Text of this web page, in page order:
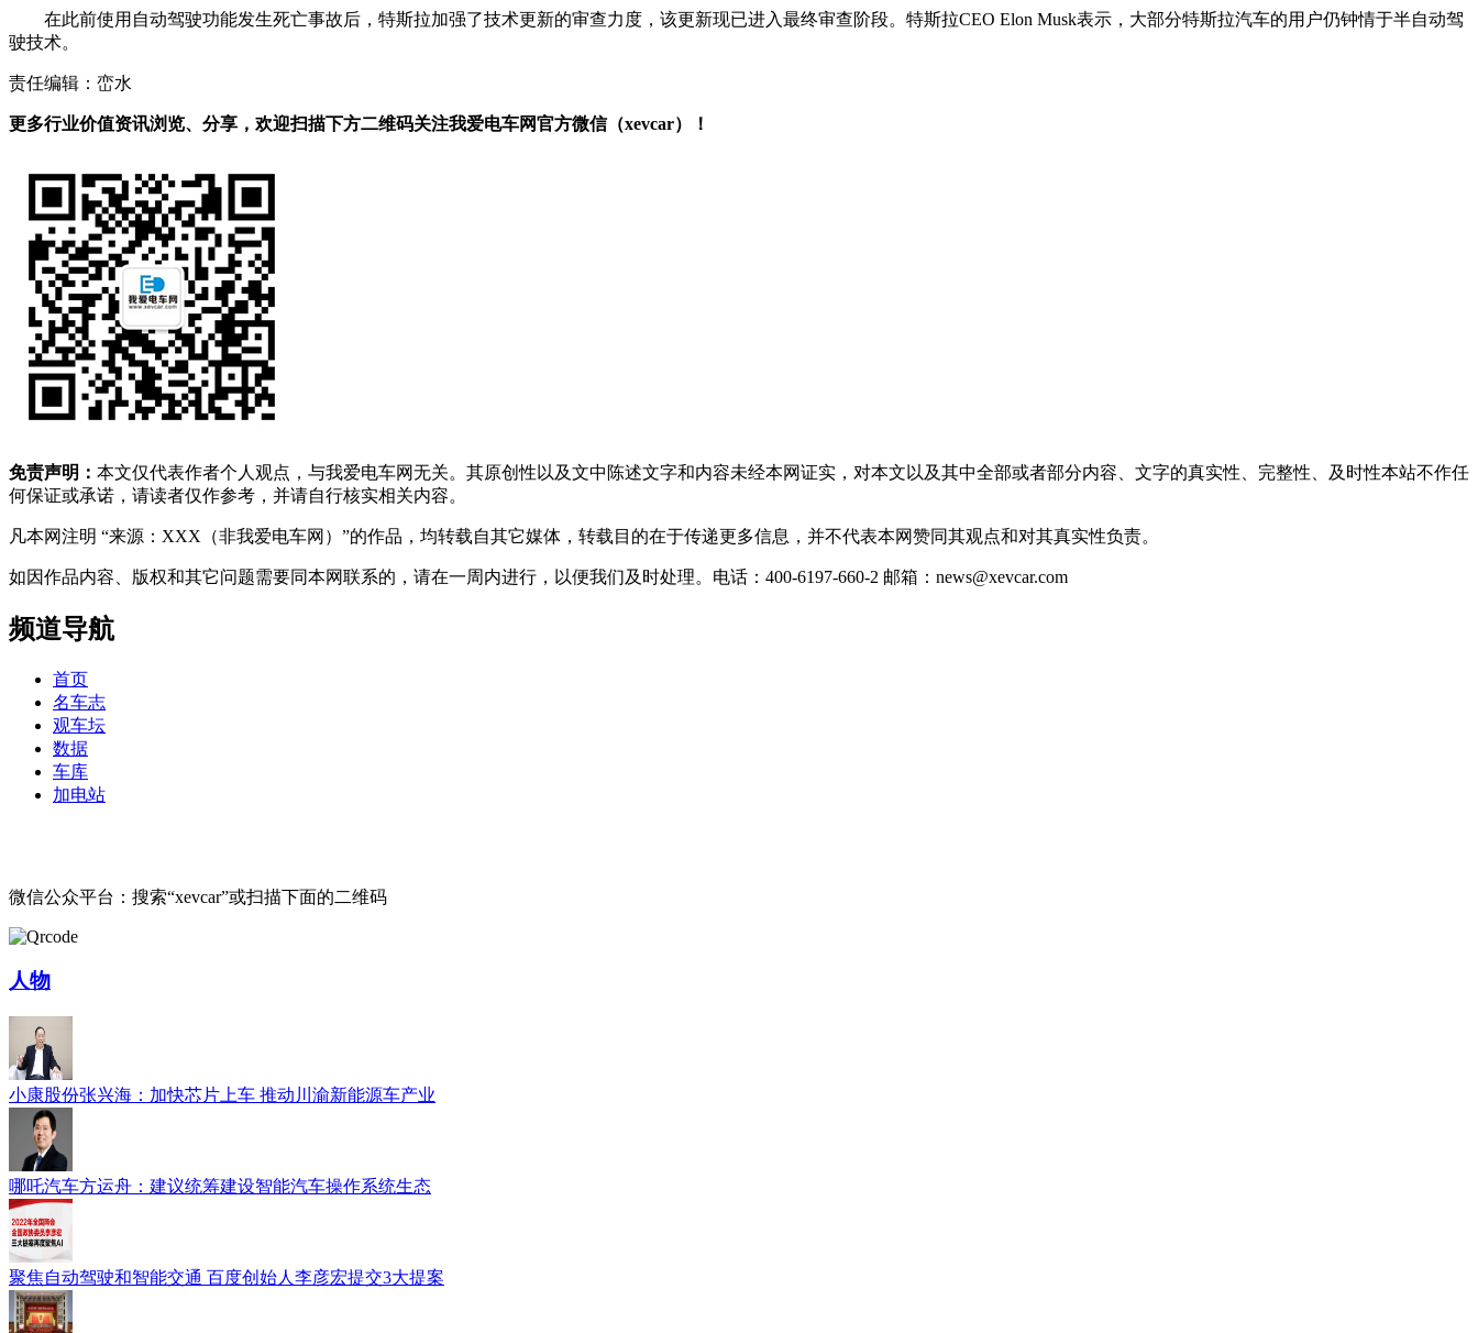
在此前使用自动驾驶功能发生死亡事故后，特斯拉加强了技术更新的审查力度，该更新现已进入最终审查阶段。特斯拉CEO Elon Musk表示，大部分特斯拉汽车的用户仍钟情于半自动驾
驶技术。
责任编辑：峦水
更多行业价值资讯浏览、分享，欢迎扫描下方二维码关注我爱电车网官方微信（xevcar）！
免责声明： 本文仅代表作者个人观点，与我爱电车网无关。其原创性以及文中陈述文字和内容未经本网证实，对本文以及其中全部或者部分内容、文字的真实性、完整性、及时性本站不作任
何保证或承诺，请读者仅作参考，并请自行核实相关内容。
凡本网注明 “来源：XXX（非我爱电车网）”的作品，均转载自其它媒体，转载目的在于传递更多信息，并不代表本网赞同其观点和对其真实性负责。
如因作品内容、版权和其它问题需要同本网联系的，请在一周内进行，以便我们及时处理。电话：400-6197-660-2 邮箱：news@xevcar.com
频道导航
首页
名车志
观车坛
数据
车库
加电站
微信公众平台：搜索“xevcar”或扫描下面的二维码
人物
小康股份张兴海：加快芯片上车 推动川渝新能源车产业
哪吒汽车方运舟：建议统筹建设智能汽车操作系统生态
聚焦自动驾驶和智能交通 百度创始人李彦宏提交3大提案